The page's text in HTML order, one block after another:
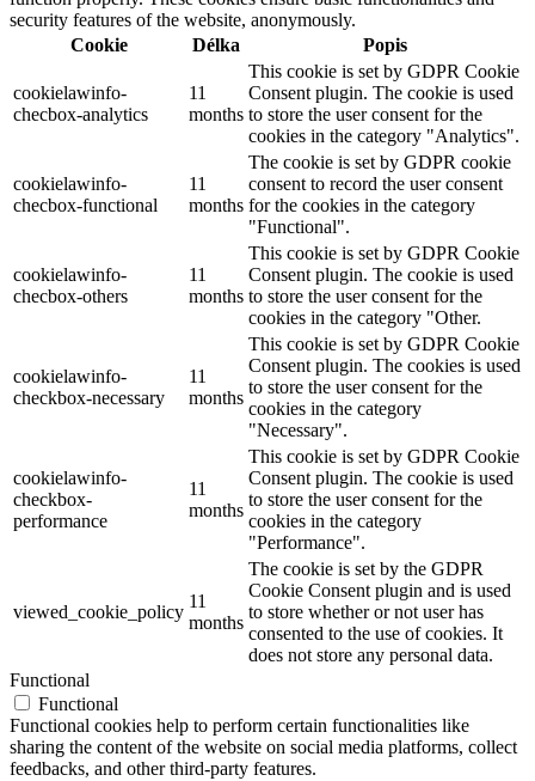
security features of the website, anonymously.
Cookie
Délka Popis
cookielawinfo-
checbox-analytics
11
months
This cookie is set by GDPR Cookie
Consent plugin. The cookie is used
to store the user consent for the
cookies in the category "Analytics".
cookielawinfo-
checbox-functional
11
months
The cookie is set by GDPR cookie
consent to record the user consent
for the cookies in the category
"Functional".
cookielawinfo-
checbox-others
11
months
This cookie is set by GDPR Cookie
Consent plugin. The cookie is used
to store the user consent for the
cookies in the category "Other.
cookielawinfo-
checkbox-necessary
11
months
This cookie is set by GDPR Cookie
Consent plugin. The cookies is used
to store the user consent for the
cookies in the category
"Necessary".
cookielawinfo-
checkbox-
performance
11
months
This cookie is set by GDPR Cookie
Consent plugin. The cookie is used
to store the user consent for the
cookies in the category
"Performance".
viewed_cookie_policy
11
months
The cookie is set by the GDPR
Cookie Consent plugin and is used
to store whether or not user has
consented to the use of cookies. It
does not store any personal data.
Functional
Functional
Functional cookies help to perform certain functionalities like
sharing the content of the website on social media platforms, collect
feedbacks, and other third-party features.